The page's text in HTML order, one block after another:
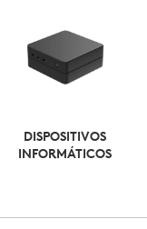
DISPOSITIVOS
INFORMÁTICOS